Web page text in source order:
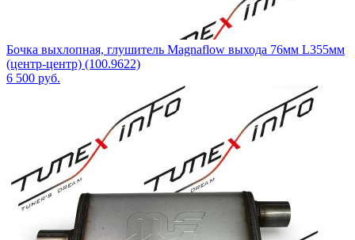
Бочка выхлопная, глушитель Magnaflow выхода 76мм L355мм
(центр-центр) (100.9622)
6 500 руб.